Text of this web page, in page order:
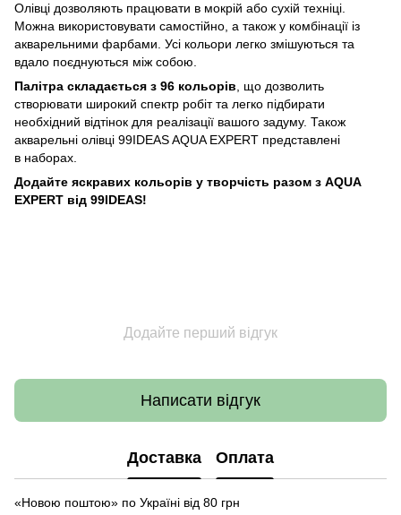
Олівці дозволяють працювати в мокрій або сухій техніці.
Можна використовувати самостійно, а також у комбінації із
акварельними фарбами. Усі кольори легко змішуються та
вдало поєднуються між собою.
Палітра складається з 96 кольорів , що дозволить
створювати широкий спектр робіт та легко підбирати
необхідний відтінок для реалізації вашого задуму. Також
акварельні олівці 99IDEAS AQUA EXPERT представлені
в наборах.
Додайте яскравих кольорів у творчість разом з AQUA
EXPERT від 99IDEAS!
Додайте перший відгук
Написати відгук
Доставка Оплата
«Новою поштою» по Україні від 80 грн